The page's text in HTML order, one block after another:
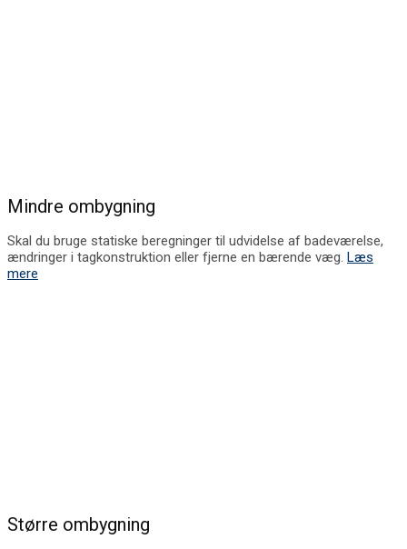
Mindre ombygning
Skal du bruge statiske beregninger til udvidelse af badeværelse,
ændringer i tagkonstruktion eller fjerne en bærende væg. Læs
mere
Større ombygning